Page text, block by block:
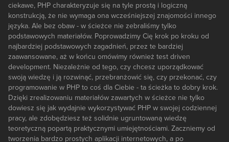
ciekawe, PHP charakteryzuje się na tyle prostą i logiczną
konstrukcją, że nie wymaga ona wcześniejszej znajomości innego
języka. Ale bez obaw - w ścieżce nie zebraliśmy tylko
podstawowych materiałów. Poprowadzimy Cię krok po kroku od
najbardziej podstawowych zagadnień, przez te bardziej
zaawansowane, aż w końcu omówimy również test driven
development. Niezależnie od tego, czy chcesz uporządkować
swoją wiedzę i ją rozwinąć, przebranżowić się, czy przekonać, czy
programowanie w PHP to coś dla Ciebie - ta ścieżka to dobry krok.
Dzięki zrealizowaniu materiałów zawartych w ścieżce nie tylko
dowiesz się jak wydajnie wykorzystywać PHP w swojej codziennej
pracy, ale zdobędziesz też solidnie ugruntowaną wiedzę
teoretyczną popartą praktycznymi umiejętnościami. Zaczniemy od
tworzenia bardzo prostych aplikacji internetowych, a po